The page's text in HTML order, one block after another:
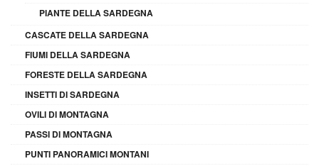
PIANTE DELLA SARDEGNA
CASCATE DELLA SARDEGNA
FIUMI DELLA SARDEGNA
FORESTE DELLA SARDEGNA
INSETTI DI SARDEGNA
OVILI DI MONTAGNA
PASSI DI MONTAGNA
PUNTI PANORAMICI MONTANI